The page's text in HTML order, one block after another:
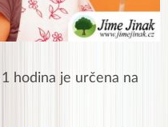
hodina je určena na